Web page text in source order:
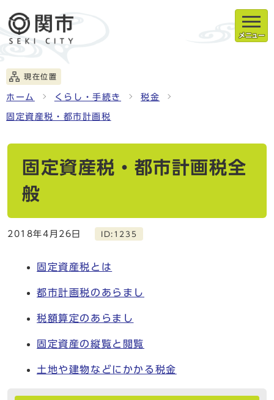
メニュー
現在位置
ホーム くらし・手続き 税金
固定資産税・都市計画税
固定資産税・都市計画税全
般
2018年4月26日 ID:1235
固定資産税とは
都市計画税のあらまし
税額算定のあらまし
固定資産の縦覧と閲覧
土地や建物などにかかる税金